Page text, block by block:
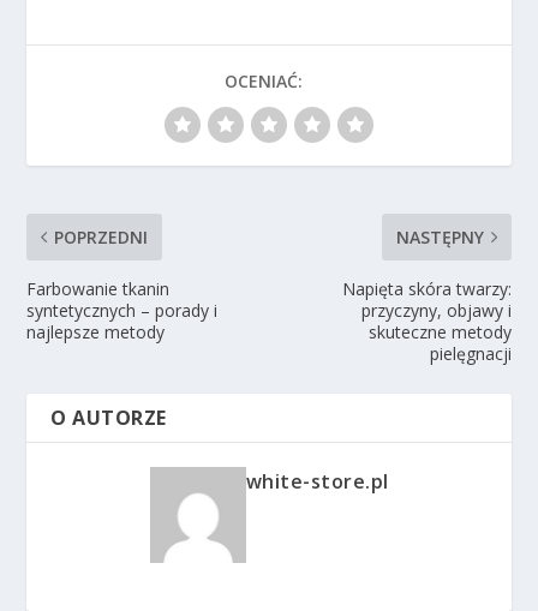
OCENIAĆ:
POPRZEDNI
Farbowanie tkanin
syntetycznych – porady i
najlepsze metody
NASTĘPNY
Napięta skóra twarzy:
przyczyny, objawy i
skuteczne metody
pielęgnacji
O AUTORZE
white-store.pl